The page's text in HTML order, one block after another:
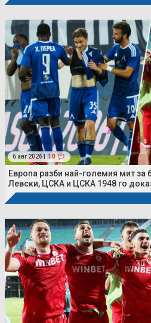
6 авг 2026 | 10
Европа разби най-големия мит за
Левски, ЦСКА и ЦСКА 1948 го